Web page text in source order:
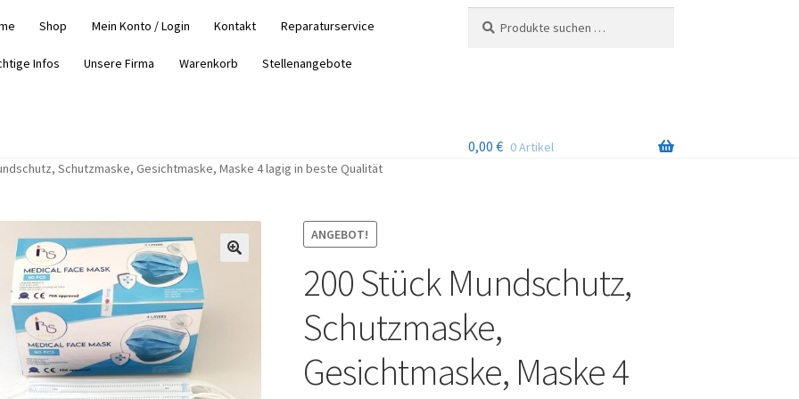
Shop Mein Konto / Login Kontakt Reparaturservice
Infos Unsere Firma Warenkorb Stellenangebote
nach:
0,00 € 0 Artikel
Schutzmaske, Gesichtmaske, Maske 4 lagig in beste Qualität
ANGEBOT!
200 Stück Mundschutz,
Schutzmaske,
Gesichtmaske, Maske 4